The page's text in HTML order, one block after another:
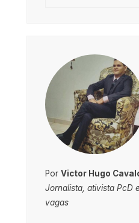
Por Victor Hugo
Jornalista, ativista PcD
vagas